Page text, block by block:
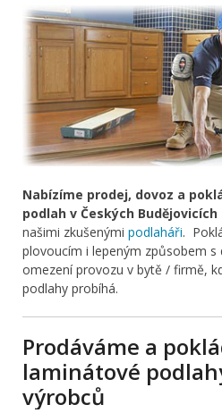
Nabízíme prodej, dovoz a
podlah v Českých
našimi zkušenými podlaháři.
plovoucím i lepeným způsobem
omezení provozu v bytě / firmě,
podlahy probíhá.
Prodáváme a
laminátové
výrobců